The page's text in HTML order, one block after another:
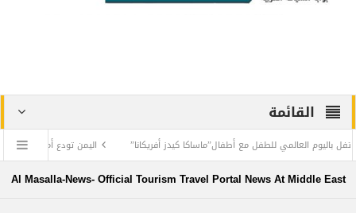
القائمة
للطفل مع أطفال”ماساكا كيدز أفريكانا”
اليمن تودع أمير الشعراء … وشاعر
تسيّر رحلتين مباشرتين يومياً إلى كولومبو أول ديسمبر
المواقع الأثرية
Al Masalla-News- Official Tourism Travel Portal News At Middle East